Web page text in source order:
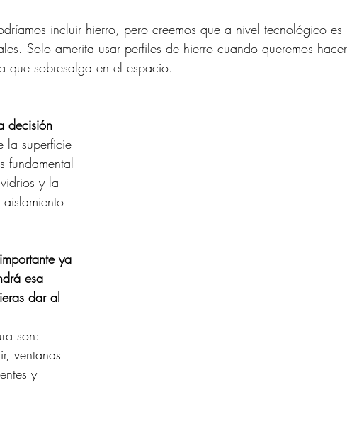
incluir hierro, pero creemos que a nivel tecnológico es
Solo amerita usar perfiles de hierro cuando queremos hacer
que sobresalga en el espacio.
decisión
la superficie
fundamental
y la
ya
esa
dar al
son:
ventanas
y